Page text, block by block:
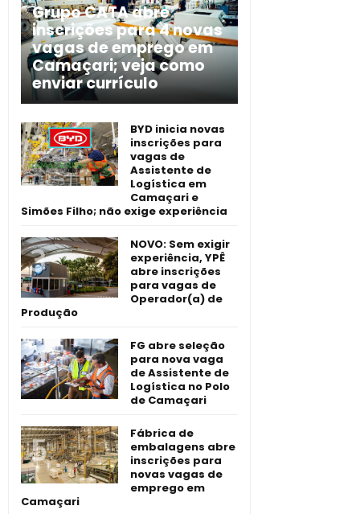
Grupo CATA abre
inscrições para 4 novas
vagas de emprego em
Camaçari; veja como
enviar currículo
BYD inicia novas
inscrições para
vagas de
Assistente de
Logística em
Camaçari e
Simões Filho; não exige experiência
NOVO: Sem exigir
experiência, YPÊ
abre inscrições
para vagas de
Operador(a) de
Produção
FG abre seleção
para nova vaga
de Assistente de
Logística no Polo
de Camaçari
Fábrica de
embalagens abre
inscrições para
novas vagas de
emprego em
Camaçari